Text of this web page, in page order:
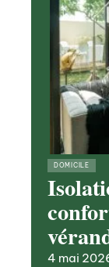
DOMICILE
4 mai